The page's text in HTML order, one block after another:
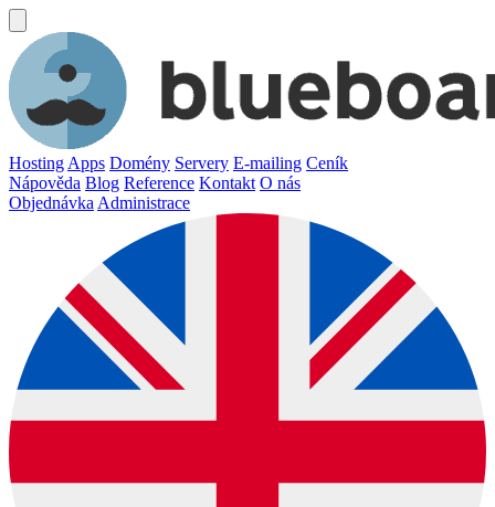
Hosting Apps Domény Servery E-mailing Ceník
Nápověda Blog Reference Kontakt O nás
Objednávka Administrace